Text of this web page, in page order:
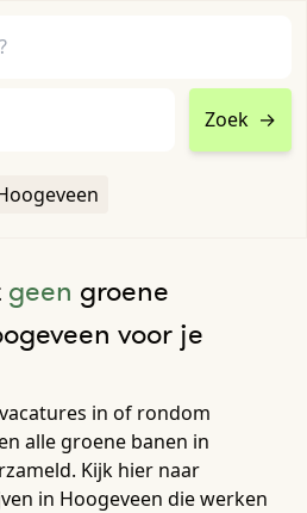
Zoek →
geen groene
voor je
in of rondom
alle groene banen in
Kijk hier naar
in Hoogeveen die werken